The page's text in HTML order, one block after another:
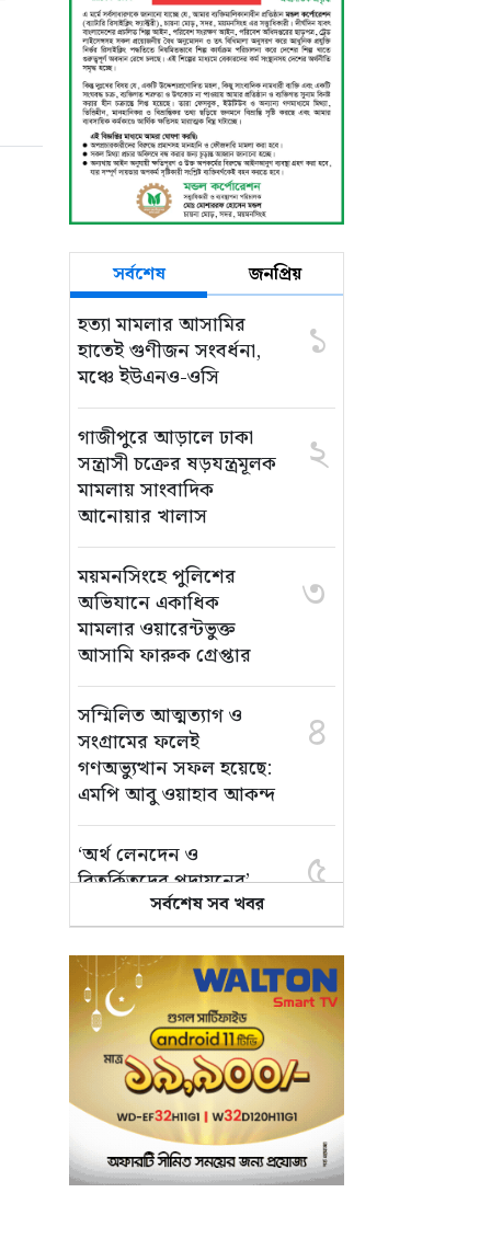
সর্বশেষ জনপ্রিয়
হত্যা মামলার আসামির
হাতেই গুণীজন সংবর্ধনা,
মঞ্চে ইউএনও-ওসি
১
গাজীপুরে আড়ালে ঢাকা
সন্ত্রাসী চক্রের ষড়যন্ত্রমূলক
মামলায় সাংবাদিক
আনোয়ার খালাস
২
ময়মনসিংহে পুলিশের
অভিযানে একাধিক
মামলার ওয়ারেন্টভুক্ত
আসামি ফারুক গ্রেপ্তার
৩
সম্মিলিত আত্মত্যাগ ও
সংগ্রামের ফলেই
গণঅভ্যুত্থান সফল হয়েছে:
এমপি আবু ওয়াহাব আকন্দ
৪
‘অর্থ লেনদেন ও
বিতর্কিতদের পদায়নের’
অভিযোগ, ঈশ্বরগঞ্জে
ছাত্রলীগের একাংশের ঝাড়ু
মিছিল
৫
মানসম্মত শিক্ষা নিশ্চিতে
শ্যামপুরে তৎপর শিক্ষা
অফিসার শাপলা খানম
৬
তাৎক্ষণিক খাদ্য পরীক্ষা
নিশ্চিত করবে ভ্রাম্যমাণ
পরীক্ষাগার: এস এম হুমায়ূন
৭
সর্বশেষ সব খবর